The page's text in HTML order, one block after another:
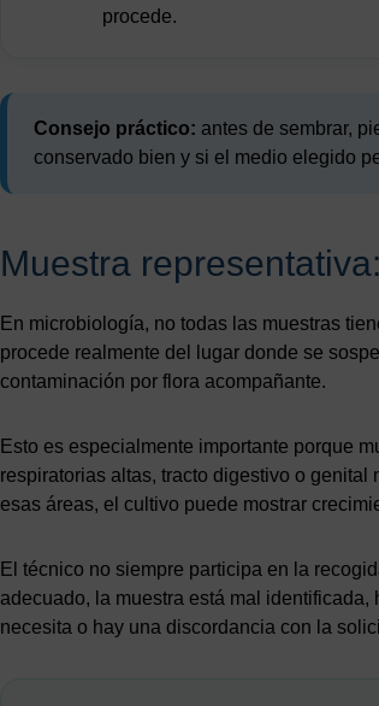
procede.
Consejo práctico: antes de sembrar,
conservado bien y si el medio elegido
Muestra
En microbiología, no todas las muestras
procede realmente del lugar donde se
contaminación por flora acompañante.
Esto es especialmente importante porque
respiratorias altas, tracto digestivo o
esas áreas, el cultivo puede mostrar
El técnico no siempre participa en la
adecuado, la muestra está mal
necesita o hay una discordancia con la